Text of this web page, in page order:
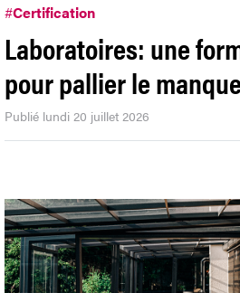
#Certification
Laboratoires: une
pour pallier le
Publié lundi 20 juillet 2026